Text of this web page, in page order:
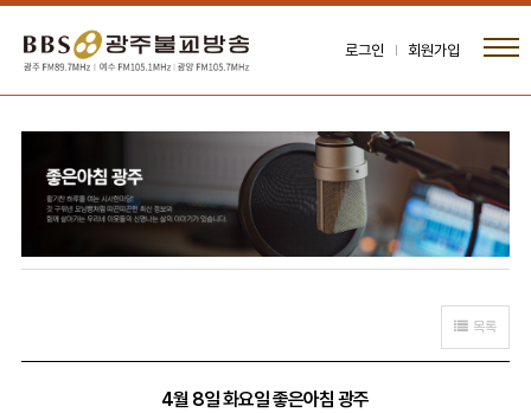
로그인 회원가입
목록
4월 8일 화요일 좋은아침 광주